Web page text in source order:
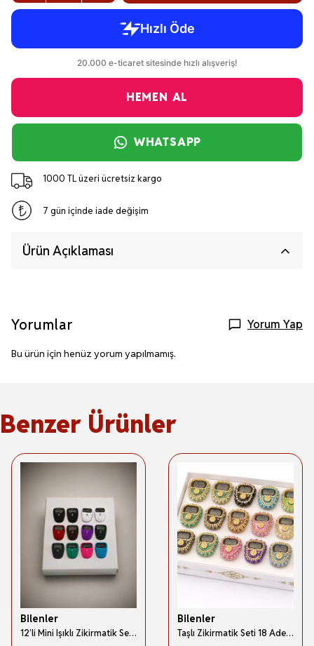
HEMEN AL
WHATSAPP
1000 TL üzeri ücretsiz kargo
7 gün içinde iade değişim
Ürün Açıklaması
Yorumlar Yorum Yap
Bu ürün için henüz yorum yapılmamış.
Benzer Ürünler
Bilenler
12’li Mini Işıklı Zikirmatik Seti – LCD Ekranlı Parmak Sayaç | Işıklı & Sesli Uyarılı
Bilenler
Taşlı Zikirmatik Seti 18 Adet Karışık Renk